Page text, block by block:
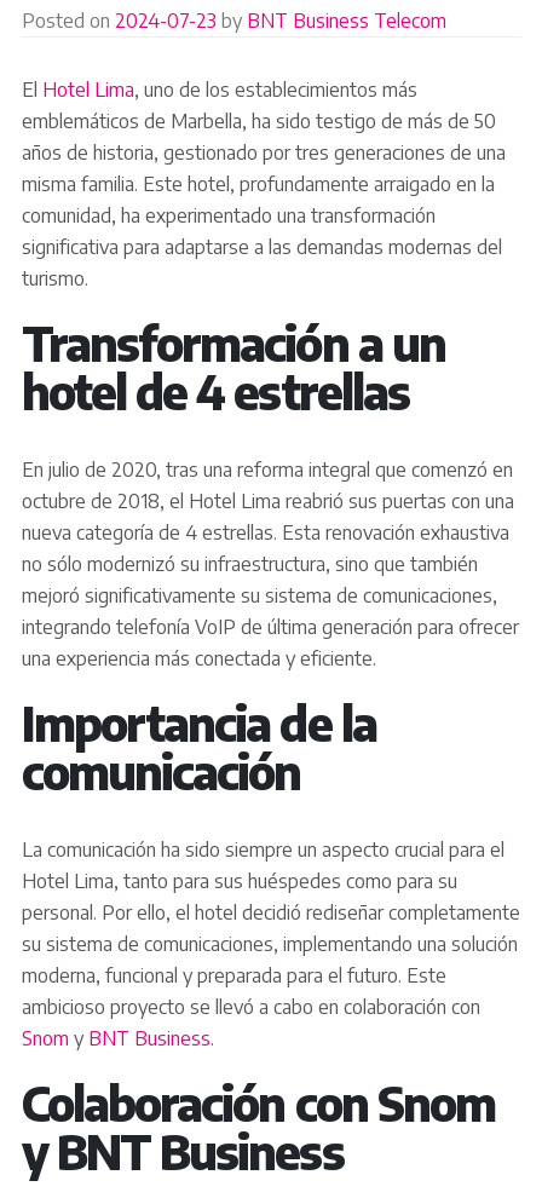
Posted on 2024-07-23 by BNT Business Telecom
El Hotel Lima, uno de los establecimientos más
emblemáticos de Marbella, ha sido testigo de más de 50
años de historia, gestionado por tres generaciones de una
misma familia. Este hotel, profundamente arraigado en la
comunidad, ha experimentado una transformación
significativa para adaptarse a las demandas modernas del
turismo.
Transformación a un
hotel de 4 estrellas
En julio de 2020, tras una reforma integral que comenzó en
octubre de 2018, el Hotel Lima reabrió sus puertas con una
nueva categoría de 4 estrellas. Esta renovación exhaustiva
no sólo modernizó su infraestructura, sino que también
mejoró significativamente su sistema de comunicaciones,
integrando telefonía VoIP de última generación para ofrecer
una experiencia más conectada y eficiente.
Importancia de la
comunicación
La comunicación ha sido siempre un aspecto crucial para el
Hotel Lima, tanto para sus huéspedes como para su
personal. Por ello, el hotel decidió rediseñar completamente
su sistema de comunicaciones, implementando una solución
moderna, funcional y preparada para el futuro. Este
ambicioso proyecto se llevó a cabo en colaboración con
Snom y BNT Business.
Colaboración con Snom
y BNT Business